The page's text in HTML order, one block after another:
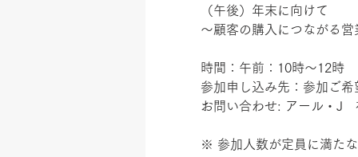
（午後）年末に向けて
～顧客の購入につながる
時間：午前：10時～12時
参加申し込み先：参加ご
お問い合わせ: アール・J
※ 参加人数が定員に満た